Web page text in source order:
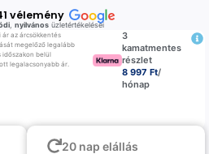
vélemény
, nyilvánosüzletértékelései
ár az árcsökkentés
megelőző legalább
időszakon belül
legalacsonyabb ár.
3
kamatmentes
részlet
8 997 Ft/
hónap
20 nap elállás